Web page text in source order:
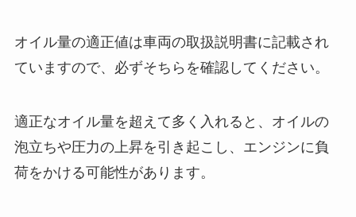
オイル量の適正値は車両の取扱説明書に記載され
ていますので、必ずそちらを確認してください。
適正なオイル量を超えて多く入れると、オイルの
泡立ちや圧力の上昇を引き起こし、エンジンに負
荷をかける可能性があります。